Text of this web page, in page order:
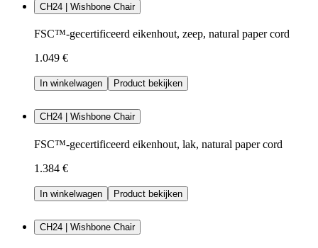
CH24 | Wishbone Chair
FSC™-gecertificeerd eikenhout, zeep, natural paper cord
1.049 €
In winkelwagen Product bekijken
CH24 | Wishbone Chair
FSC™-gecertificeerd eikenhout, lak, natural paper cord
1.384 €
In winkelwagen Product bekijken
CH24 | Wishbone Chair